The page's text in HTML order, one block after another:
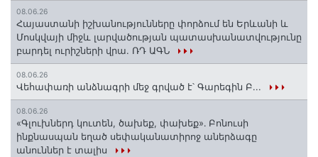
08.06.26
Հայաստանի իշխանությունները փորձում են Երևանի և
Մոսկվայի միջև լարվածության պատասխանատվությունը
բարդել ուրիշների վրա. ՌԴ ԱԳՆ
08.06.26
Վեհափառի անձնագրի մեջ գրված է՝ Գարեգին Բ...
08.06.26
«Գլուխներդ կուտեն, ծախեք, փախեք»․ Բոնուսի
ինքնասպան եղած սեփականատիրոջ աներձագը
անուններ է տալիս